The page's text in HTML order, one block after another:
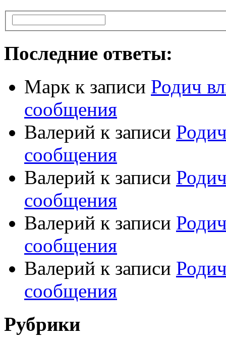
Последние ответы:
Марк к записи Родич
сообщения
Валерий к записи
сообщения
Валерий к записи
сообщения
Валерий к записи
сообщения
Валерий к записи
сообщения
Рубрики